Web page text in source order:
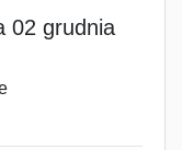
02 grudnia